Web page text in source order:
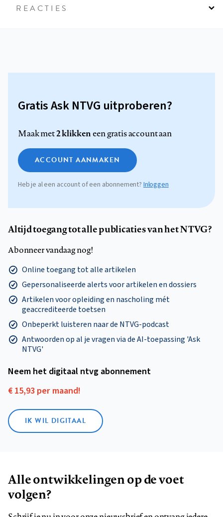
REACTIES
Gratis Ask NTVG uitproberen?
Maak met2 klikkeneen gratis account aan
ACCOUNT AANMAKEN
Heb je al een account of een abonnement?Inloggen
Altijd toegang tot alle publicaties van het NTVG?
Abonneer vandaag nog!
Online toegang tot alle artikelen
Gepersonaliseerde alerts voor artikelen en dossiers
Artikelen voor opleiding en nascholing mét
geaccrediteerde toetsen
Onbeperkt luisteren naar de NTVG-podcast
Antwoorden op al je vragen via de AI-toepassing 'Ask
NTVG'
Neem het digitaal ntvg abonnement
€ 15,93 per maand!
IK WIL DIGITAAL
Alle ontwikkelingen op de voet
volgen?